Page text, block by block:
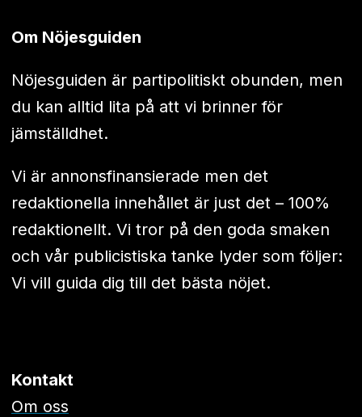
Om Nöjesguiden
Nöjesguiden är partipolitiskt obunden, men
du kan alltid lita på att vi brinner för
jämställdhet.
Vi är annonsfinansierade men det
redaktionella innehållet är just det – 100%
redaktionellt. Vi tror på den goda smaken
och vår publicistiska tanke lyder som följer:
Vi vill guida dig till det bästa nöjet.
Kontakt
Om oss